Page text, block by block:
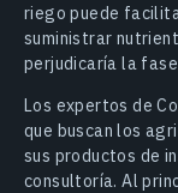
riego puede
suministrar
perjudicaría la
Los expertos de
que buscan los
sus productos de
consultoría. Al